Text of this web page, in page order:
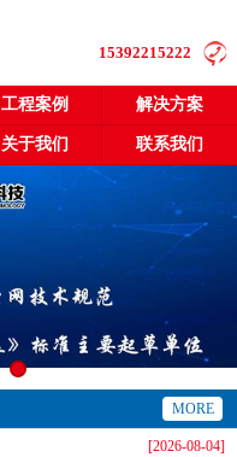
15392215222
工程案例 解决方案
关于我们 联系我们
MORE
[2026-08-04]